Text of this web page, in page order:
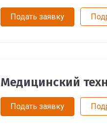
Подать заявку
Медицинский
Подать заявку